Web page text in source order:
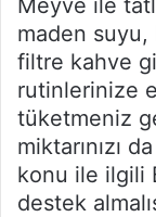
maden suyu,
filtre kahve
rutinlerinize
tüketmeniz
miktarınızı
konu ile ilgili
destek